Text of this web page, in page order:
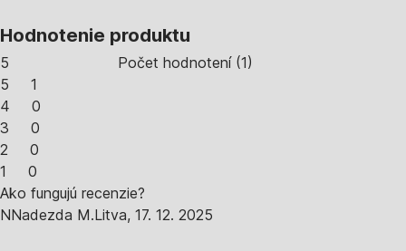
Hodnotenie produktu
5 Počet hodnotení(1)
5
1
4
0
3
0
2
0
1
0
Ako fungujú recenzie?
NNadezda M.Litva, 17. 12. 2025